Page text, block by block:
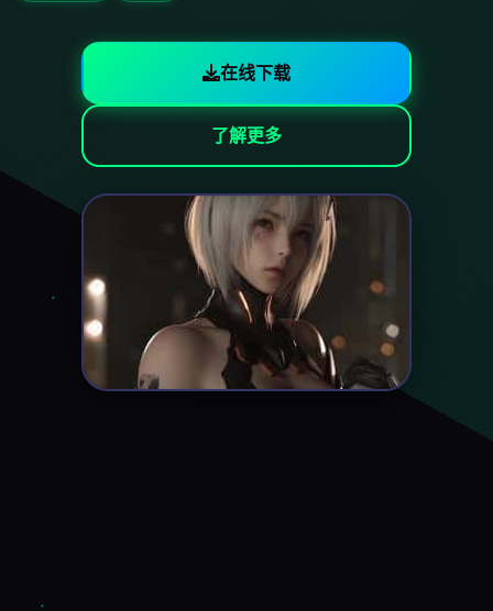
在线下载
了解更多